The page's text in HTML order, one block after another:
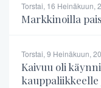
Torstai, 16 Heinäkuun,
Markkinoilla
Torstai, 9 Heinäkuun,
Kaivuu oli